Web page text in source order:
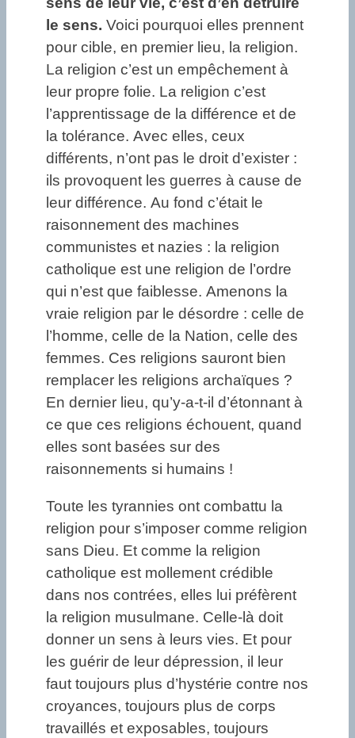
le sens. Voici pourquoi elles prennent
pour cible, en premier lieu, la religion.
La religion c’est un empêchement à
leur propre folie. La religion c’est
l’apprentissage de la différence et de
la tolérance. Avec elles, ceux
différents, n’ont pas le droit d’exister :
ils provoquent les guerres à cause de
leur différence. Au fond c’était le
raisonnement des machines
communistes et nazies : la religion
catholique est une religion de l’ordre
qui n’est que faiblesse. Amenons la
vraie religion par le désordre : celle de
l’homme, celle de la Nation, celle des
femmes. Ces religions sauront bien
remplacer les religions archaïques ?
En dernier lieu, qu’y-a-t-il d’étonnant à
ce que ces religions échouent, quand
elles sont basées sur des
raisonnements si humains !
Toute les tyrannies ont combattu la
religion pour s’imposer comme religion
sans Dieu. Et comme la religion
catholique est mollement crédible
dans nos contrées, elles lui préfèrent
la religion musulmane. Celle-là doit
donner un sens à leurs vies. Et pour
les guérir de leur dépression, il leur
faut toujours plus d’hystérie contre nos
croyances, toujours plus de corps
travaillés et exposables, toujours